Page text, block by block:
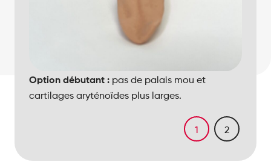
Option débutant : pas de palais mou et
cartilages aryténoïdes plus larges.
Option avancée :
1 2